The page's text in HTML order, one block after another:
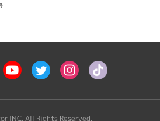
INC. All Rights Reserved.